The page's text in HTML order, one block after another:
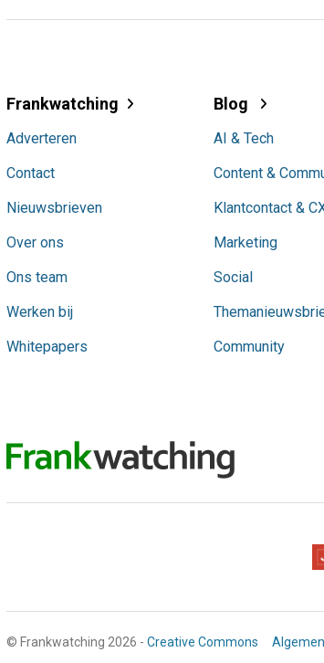
Frankwatching
Adverteren
Contact
Nieuwsbrieven
Over ons
Ons team
Werken bij
Whitepapers
Blog
AI & Tech
Content &
Klantcontact &
Marketing
Social
Community
© Frankwatching 2026 - Creative Commons